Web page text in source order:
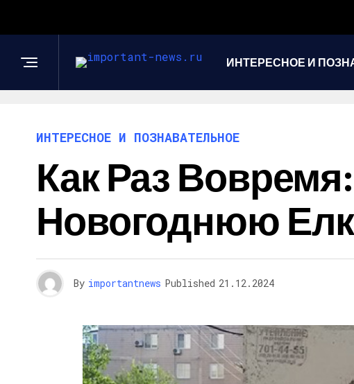
ИНТЕРЕСНОЕ И
ИНТЕРЕСНОЕ И ПОЗНАВАТЕЛЬНОЕ
Как Раз
Новогоднюю
By importantnews Published 21.12.2024